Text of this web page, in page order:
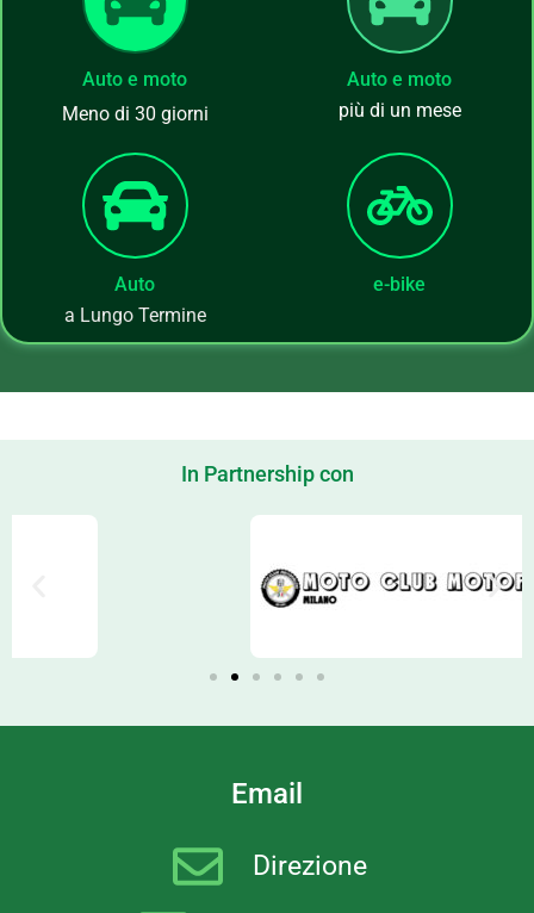
Auto e moto
Meno di 30 giorni
Auto e moto
più di un mese
Auto
a Lungo Termine
e-bike
In Partnership con
Email
Direzione